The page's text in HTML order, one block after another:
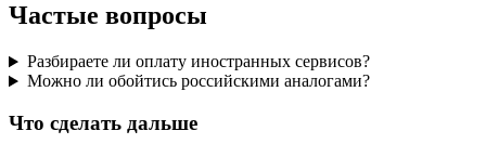
Частые вопросы
Разбираете ли оплату иностранных сервисов?
Можно ли обойтись российскими аналогами?
Что сделать дальше